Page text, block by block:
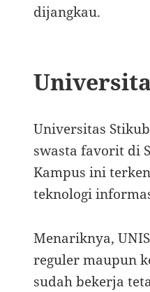
dijangkau.
Universitas
swasta favorit di
Kampus ini
teknologi
Menariknya,
reguler maupun
sudah bekerja